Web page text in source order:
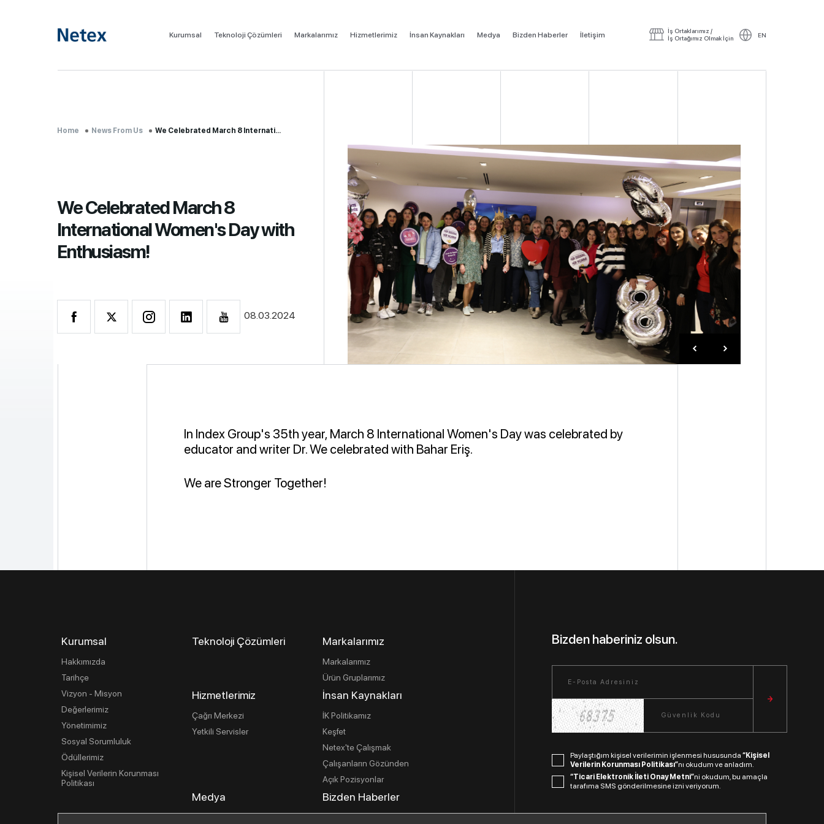
Kurumsal Teknoloji Çözümleri Markalarımız Hizmetlerimiz İnsan Kaynakları Medya Bizden Haberler İletişim
İş Ortaklarımız /
İş Ortağımız Olmak İçin
EN
Home News From Us We Celebrated March 8 Internatio...
We Celebrated March 8
International Women's Day with
Enthusiasm!
08.03.2024
In Index Group's 35th year, March 8 International Women's Day was celebrated by
educator and writer Dr. We celebrated with Bahar Eriş.
We are Stronger Together!
Kurumsal
Hakkımızda
Tarihçe
Vizyon - Misyon
Değerlerimiz
Yönetimimiz
Sosyal Sorumluluk
Ödüllerimiz
Kişisel Verilerin Korunması
Politikası
Teknoloji Çözümleri Markalarımız
Markalarımız
Ürün Gruplarımız
Hizmetlerimiz
Çağrı Merkezi
Yetkili Servisler
İnsan Kaynakları
İK Politikamız
Keşfet
Netex'te Çalışmak
Çalışanların Gözünden
Açık Pozisyonlar
Medya
Bizden Haberler
Bizden haberiniz olsun.
Paylaştığım kişisel verilerimin işlenmesi hususunda “Kişisel
Verilerin Korunması Politikası”nı okudum ve anladım.
“Ticari Elektronik İleti Onay Metni”ni okudum, bu amaçla
tarafıma SMS gönderilmesine izni veriyorum.